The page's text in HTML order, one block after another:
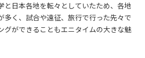
と日本各地を転々としていたため、各地
多く、試合や遠征、旅行で行った先々で
グができることもエニタイムの大きな魅